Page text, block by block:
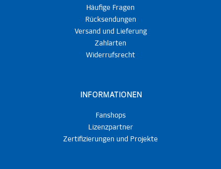
Häufige Fragen
Rücksendungen
Versand und Lieferung
Zahlarten
Widerrufsrecht
INFORMATIONEN
Fanshops
Lizenzpartner
Zertifizierungen und Projekte